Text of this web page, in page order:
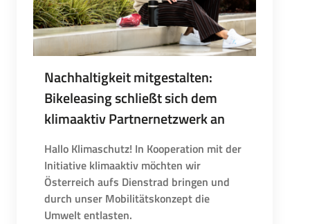
Nachhaltigkeit mitgestalten:
Bikeleasing schließt sich dem
klimaaktiv Partnernetzwerk an
Hallo Klimaschutz! In Kooperation mit der
Initiative klimaaktiv möchten wir
Österreich aufs Dienstrad bringen und
durch unser Mobilitätskonzept die
Umwelt entlasten.